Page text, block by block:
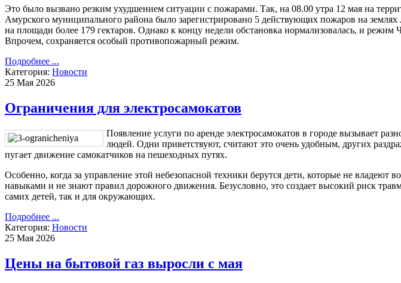
Это было вызвано резким ухудшением ситуации с пожарами. Так, на 08.00 утра 12 мая на
Амурского муниципального района было зарегистрировано 5 действующих пожаров на землях
на площади более 179 гектаров. Однако к концу недели обстановка нормализовалась, и режим
Впрочем, сохраняется особый противопожарный режим.
Подробнее ...
Категория: Новости
25 Мая 2026
Ограничения для электросамокатов
Появление услуги по аренде электросамокатов в городе вызывает
людей. Одни приветствуют, считают это очень удобным, других
пугает движение самокатчиков на пешеходных путях.
Особенно, когда за управление этой небезопасной техники берутся дети, которые не владеют
навыками и не знают правил дорожного движения. Безусловно, это создает высокий риск
самих детей, так и для окружающих.
Подробнее ...
Категория: Новости
25 Мая 2026
Цены на бытовой газ выросли с мая